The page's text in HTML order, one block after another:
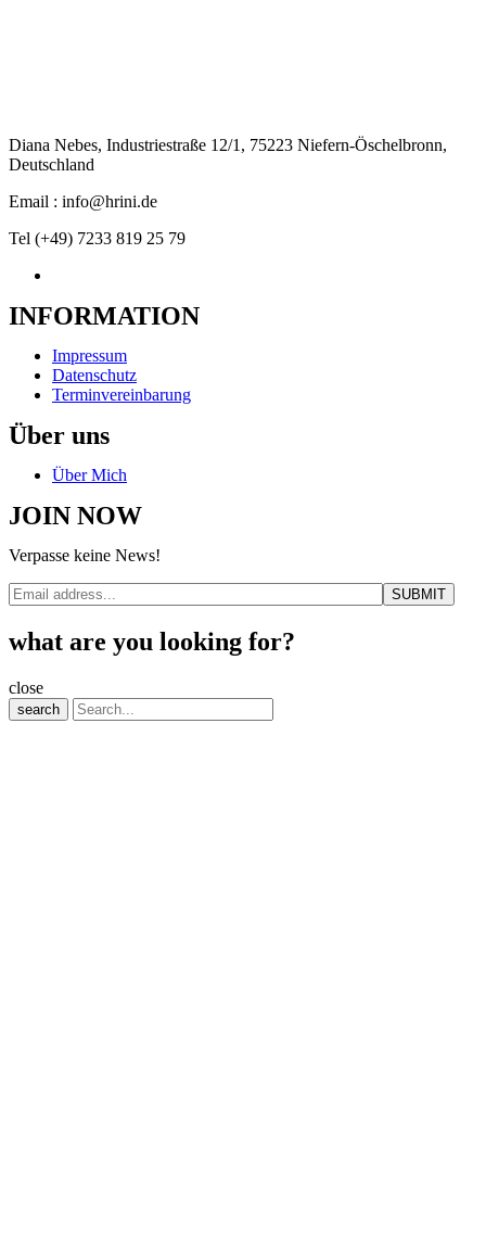
Diana Nebes, Industriestraße 12/1, 75223 Niefern-Öschelbronn,
Deutschland
Email : info@hrini.de
Tel (+49) 7233 819 25 79
INFORMATION
Impressum
Datenschutz
Terminvereinbarung
Über uns
Über Mich
JOIN NOW
Verpasse keine News!
what are you looking for?
close
search